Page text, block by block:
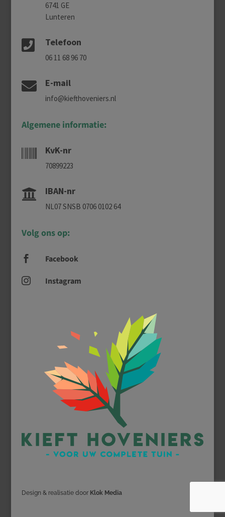
6741 GE
Lunteren
 Telefoon
06 11 68 96 70
 E-mail
info@kiefthoveniers.nl
Algemene informatie:
KvK-nr
70899223
 IBAN-nr
NL07 SNSB 0706 0102 64
Volg ons op:
 Facebook
 Instagram
Design & realisatie door Klok Media